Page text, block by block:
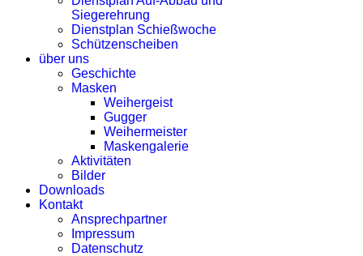
Siegerehrung
Dienstplan Schießwoche
Schützenscheiben
über uns
Geschichte
Masken
Weihergeist
Gugger
Weihermeister
Maskengalerie
Aktivitäten
Bilder
Downloads
Kontakt
Ansprechpartner
Impressum
Datenschutz